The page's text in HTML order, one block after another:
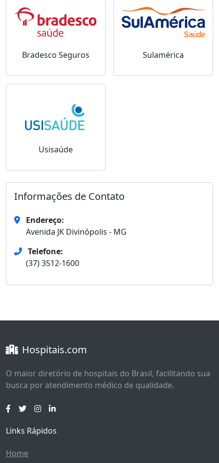
Bradesco Seguros Sulamérica
Usisaúde
Informações de Contato
Endereço:
Avenida JK Divinópolis - MG
Telefone:
(37) 3512-1600
Hospitais.com
O maior diretório de hospitais do Brasil, facilitando sua
busca por atendimento médico de qualidade.
Links Rápidos
Home